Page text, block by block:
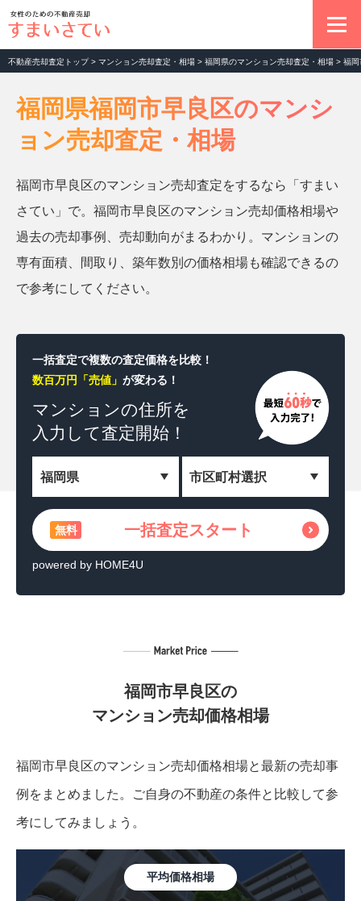
不動産売却の基本
マンション売却査定
土地売却査定
一戸建て売却査定
無料 一括査定スタート
＼相続した土地を収益化！／
無料 土地活用の方法を見る
powered by HOME4U
不動産売却査定トップ > マンション売却査定・相場 > 福岡県のマンション売却査定・相場 > 福岡
福岡県福岡市早良区のマンシ
ョン売却査定・相場
福岡市早良区のマンション売却査定をするなら「すまい
さてい」で。福岡市早良区のマンション売却価格相場や
過去の売却事例、売却動向がまるわかり。マンションの
専有面積、間取り、築年数別の価格相場も確認できるの
で参考にしてください。
一括査定で複数の査定価格を比較！
数百万円「売値」 が変わる！
マンションの住所を
入力して査定開始！
無料 一括査定スタート
powered by HOME4U
福岡市早良区の
マンション売却価格相場
福岡市早良区のマンション売却価格相場と最新の売却事
例をまとめました。 ご自身の不動産の条件と比較して参
考にしてみましょう。
平均価格相場